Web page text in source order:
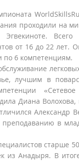
проходили на
Всего
от 16 до 22 лет.
по 6 компетенциям.
лучшим в
Диана Волохова,
Александр
в
старше
из Анадыря. В